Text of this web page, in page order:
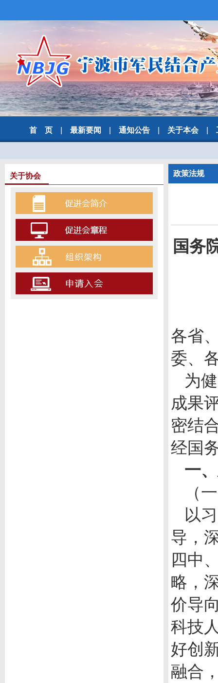
首 页 |最新要闻 |通知公告 关于本会 |
关于协会 政策法规
国务
各省
委、
为
成果
密结
经国
一
（
以
导，
四中
略，
价导
科技
好创
融合